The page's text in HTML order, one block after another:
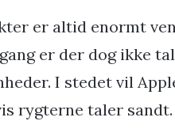
er altid enormt
er der dog ikke
I stedet vil
rygterne taler